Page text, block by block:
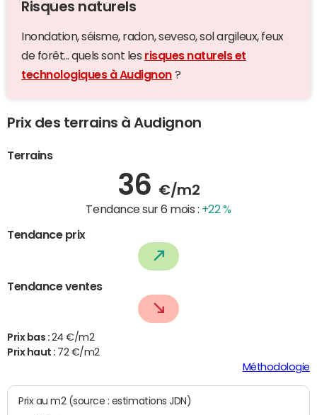
Risques naturels
Inondation, séisme, radon, seveso, sol argileux, feux
de forêt... quels sont les risques naturels et
technologiques à Audignon ?
Prix des terrains à Audignon
Terrains
36 €/m2
Tendance sur 6 mois : +22 %
Tendance prix
Tendance ventes
Prix bas : 24 €/m2
Prix haut : 72 €/m2
Méthodologie
Prix au m2 (source : estimations JDN)